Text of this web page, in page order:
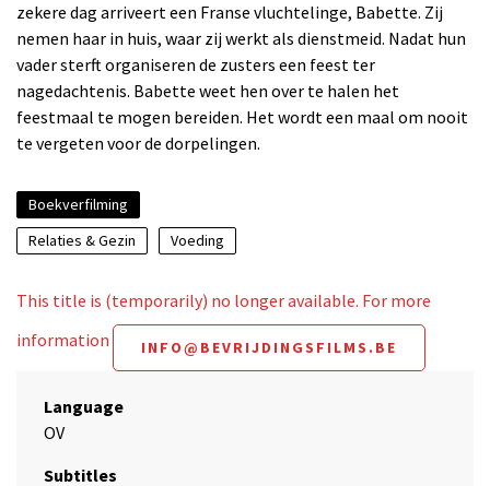
zekere dag arriveert een Franse vluchtelinge, Babette. Zij
nemen haar in huis, waar zij werkt als dienstmeid. Nadat hun
vader sterft organiseren de zusters een feest ter
nagedachtenis. Babette weet hen over te halen het
feestmaal te mogen bereiden. Het wordt een maal om nooit
te vergeten voor de dorpelingen.
Boekverfilming
Relaties & Gezin
Voeding
This title is (temporarily) no longer available. For more
information
INFO@BEVRIJDINGSFILMS.BE
Language
OV
Subtitles